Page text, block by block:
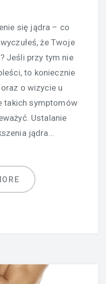
się jądra – co
że Twoje
Jeśli przy tym nie
to koniecznie
o wizycie u
takich symptomów
Ustalanie
jądra…